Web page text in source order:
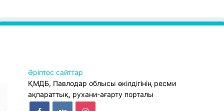
Әріптес сайттар
ҚМДБ, Павлодар облысы өкілдігінің ресми
ақпараттық, рухани-ағарту порталы